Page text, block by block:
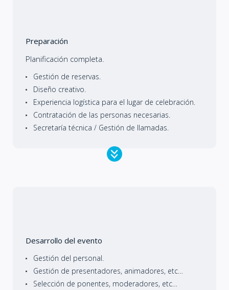
Preparación
Planificación completa.
Gestión de reservas.
Diseño creativo.
Experiencia logística para el lugar de celebración.
Contratación de las personas necesarias.
Secretaría técnica / Gestión de llamadas.
Desarrollo del evento
Gestión del personal.
Gestión de presentadores, animadores, etc…
Selección de ponentes, moderadores, etc…